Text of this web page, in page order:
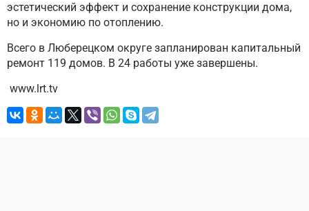
эстетический эффект и сохранение конструкции дома,
но и экономию по отоплению.
Всего в Люберецком округе запланирован капитальный
ремонт 119 домов. В 24 работы уже завершены.
www.lrt.tv